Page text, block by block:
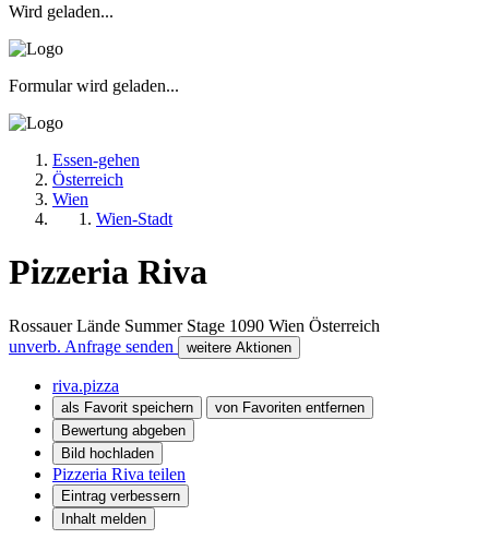
Wird geladen...
Formular wird geladen...
Essen-gehen
Österreich
Wien
Wien-Stadt
Pizzeria Riva
Rossauer Lände Summer Stage 1090 Wien Österreich
unverb. Anfrage senden
weitere Aktionen
riva.pizza
als Favorit speichern
von Favoriten entfernen
Bewertung abgeben
Bild hochladen
Pizzeria Riva teilen
Eintrag verbessern
Inhalt melden